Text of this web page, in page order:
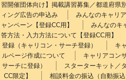
習開催団体向け】掲載講習募集／都道府県別
ィング広告の申込み
みんなのキャリ
ャンペーン【登録CC用】
みんなのキ
答方法・入力方法について【登録CC用】
登録（キャリコン・サーチ登録）
キ
ルページ作成について
キャリアコン
サーチに登録）
スターターキット／
CC限定】
相談料金の振込（自動振